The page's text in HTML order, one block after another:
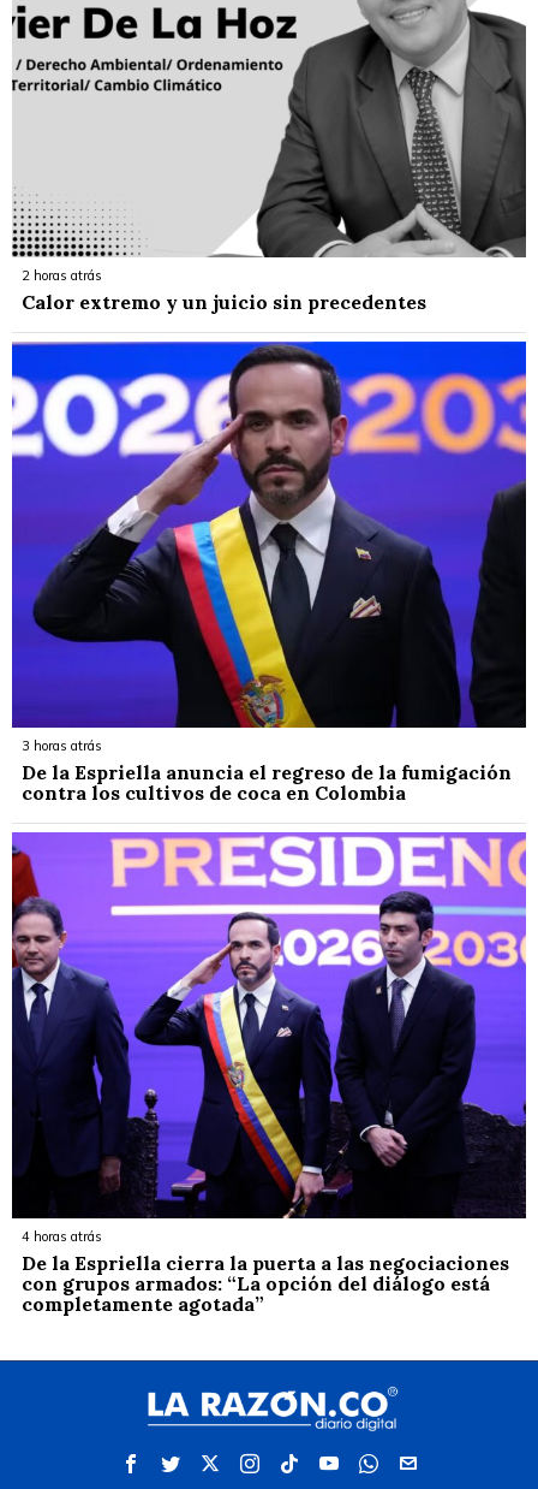
2 horas atrás
Calor extremo y un juicio sin precedentes
3 horas atrás
De la Espriella anuncia el regreso de la fumigación
contra los cultivos de coca en Colombia
4 horas atrás
De la Espriella cierra la puerta a las negociaciones
con grupos armados: “La opción del diálogo está
completamente agotada”